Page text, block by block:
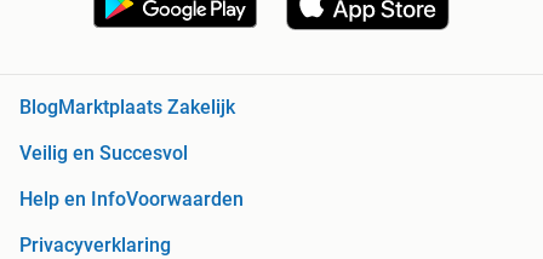
BlogMarktplaats Zakelijk
Veilig en Succesvol
Help en InfoVoorwaarden
Privacyverklaring